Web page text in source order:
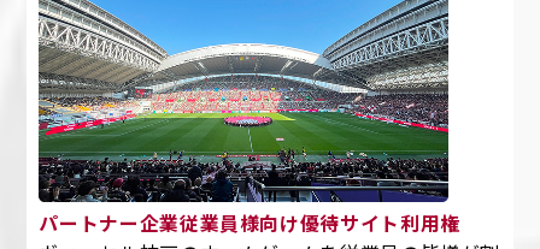
パートナー企業従業員様向け優待サイト利用権